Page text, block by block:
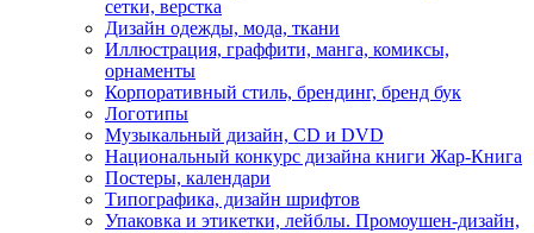
сетки, верстка
Дизайн одежды, мода, ткани
Иллюстрация, граффити, манга, комиксы,
орнаменты
Корпоративный стиль, брендинг, бренд бук
Логотипы
Музыкальный дизайн, СD и DVD
Национальный конкурс дизайна книги Жар-Книга
Постеры, календари
Типографика, дизайн шрифтов
Упаковка и этикетки, лейблы. Промоушен-дизайн,